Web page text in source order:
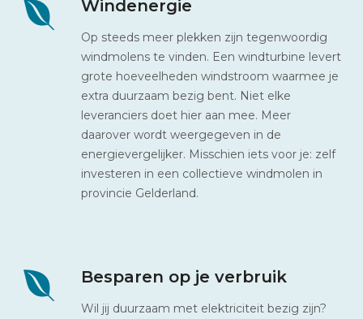
Windenergie
Op steeds meer plekken zijn tegenwoordig
windmolens te vinden. Een windturbine levert
grote hoeveelheden windstroom waarmee je
extra duurzaam bezig bent. Niet elke
leveranciers doet hier aan mee. Meer
daarover wordt weergegeven in de
energievergelijker. Misschien iets voor je: zelf
investeren in een collectieve windmolen in
provincie Gelderland.
Besparen op je verbruik
Wil jij duurzaam met elektriciteit bezig zijn?